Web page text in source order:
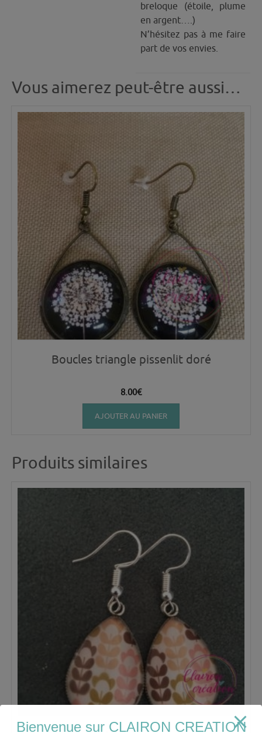
breloque (étoile, plume
en argent….)
N’hésitez pas à me faire
part de vos envies.
Vous aimerez peut-être aussi…
Boucles triangle pissenlit doré
8.00€
AJOUTER AU PANIER
Produits similaires
Bienvenue sur CLAIRON CREATION